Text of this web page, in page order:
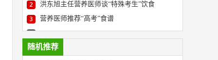
洪东旭主任营养医师谈“特殊考生”饮食
营养医师推荐“高考”食谱
随机推荐